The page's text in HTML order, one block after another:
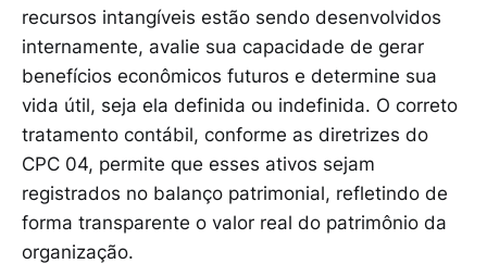
recursos intangíveis estão sendo desenvolvidos
internamente, avalie sua capacidade de gerar
benefícios econômicos futuros e determine sua
vida útil, seja ela definida ou indefinida. O correto
tratamento contábil, conforme as diretrizes do
CPC 04, permite que esses ativos sejam
registrados no balanço patrimonial, refletindo de
forma transparente o valor real do patrimônio da
organização.